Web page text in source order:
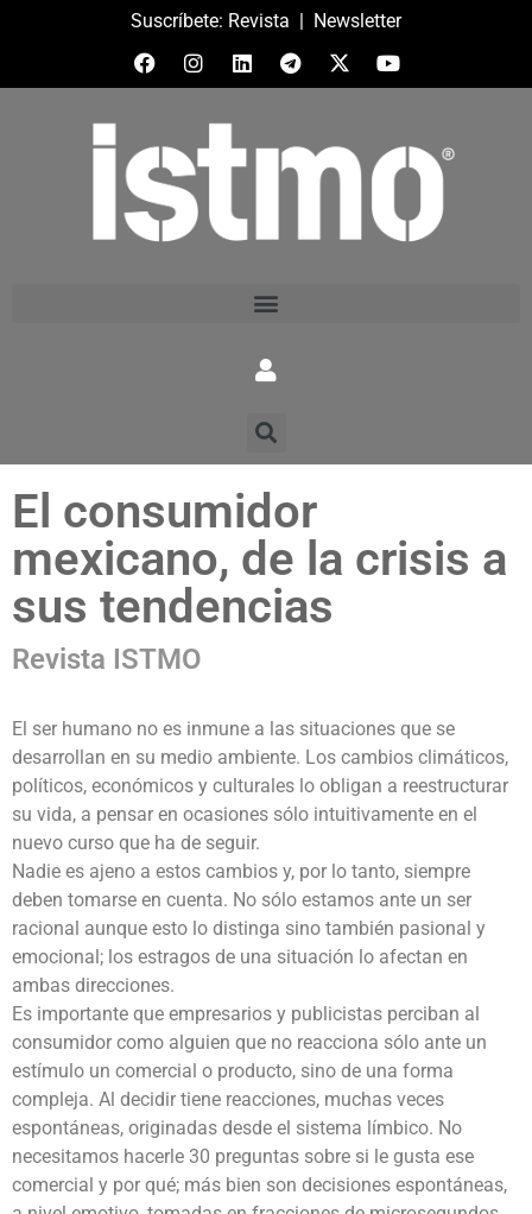
Suscríbete: Revista | Newsletter
El consumidor
mexicano, de la crisis a
sus tendencias
Revista ISTMO
El ser humano no es inmune a las situaciones que se
desarrollan en su medio ambiente. Los cambios climáticos,
políticos, económicos y culturales lo obligan a reestructurar
su vida, a pensar en ocasiones sólo intuitivamente en el
nuevo curso que ha de seguir.
Nadie es ajeno a estos cambios y, por lo tanto, siempre
deben tomarse en cuenta. No sólo estamos ante un ser
racional aunque esto lo distinga sino también pasional y
emocional; los estragos de una situación lo afectan en
ambas direcciones.
Es importante que empresarios y publicistas perciban al
consumidor como alguien que no reacciona sólo ante un
estímulo un comercial o producto, sino de una forma
compleja. Al decidir tiene reacciones, muchas veces
espontáneas, originadas desde el sistema límbico. No
necesitamos hacerle 30 preguntas sobre si le gusta ese
comercial y por qué; más bien son decisiones espontáneas,